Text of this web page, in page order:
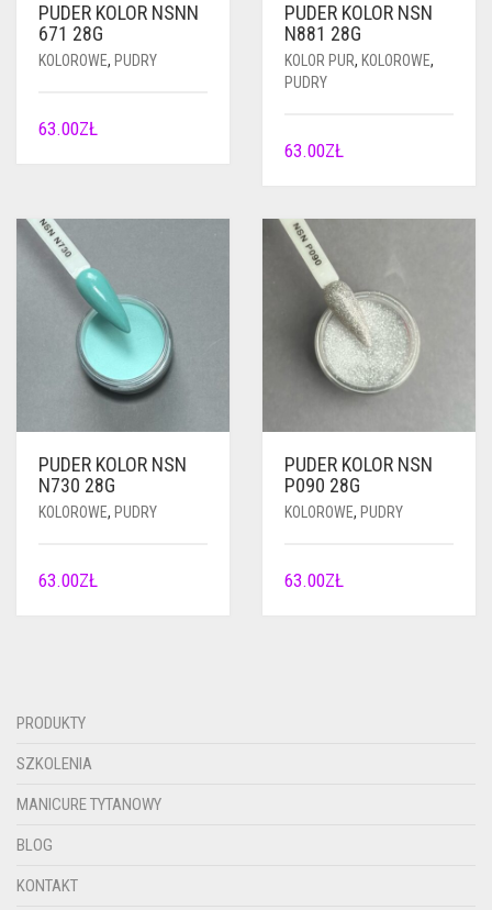
PUDER KOLOR NSNN
671 28G
KOLOROWE, PUDRY
63.00ZŁ
PUDER KOLOR NSN
N881 28G
KOLOR PUR, KOLOROWE,
PUDRY
63.00ZŁ
PUDER KOLOR NSN
N730 28G
KOLOROWE, PUDRY
63.00ZŁ
PUDER KOLOR NSN
P090 28G
KOLOROWE, PUDRY
63.00ZŁ
PRODUKTY
SZKOLENIA
MANICURE TYTANOWY
BLOG
KONTAKT